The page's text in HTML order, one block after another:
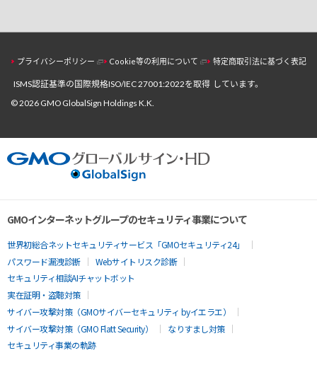
プライバシーポリシー Cookie等の利用について 特定商取引法に基づく表記
ISMS認証基準の国際規格ISO/IEC 27001:2022を取得 しています。
© 2026 GMO GlobalSign Holdings K.K.
GMOインターネットグループのセキュリティ事業について
世界初総合ネットセキュリティサービス「GMOセキュリティ24」
パスワード漏洩診断
Webサイトリスク診断
セキュリティ相談AIチャットボット
実在証明・盗聴対策
サイバー攻撃対策（GMOサイバーセキュリティ byイエラエ）
サイバー攻撃対策（GMO Flatt Security）
なりすまし対策
セキュリティ事業の軌跡